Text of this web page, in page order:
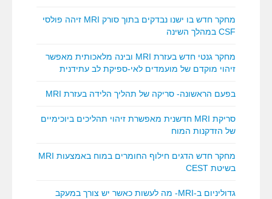
מחקר חדש בו ישנו נבדקים בתוך סורק MRI זיהה פולסי
CSF במהלך השינה
מחקר גנטי חדש בעזרת MRI ובינה מלאכותית מאפשר
זיהוי מוקדם של מועמדים לאי-ספיקת לב עתידנית
בפעם הראשונה- סריקה של תהליך הלידה בעזרת MRI
סריקת MRI חדשנית מאפשרת זיהוי תהליכים ביוכימיים
של הזדקנות המוח
מחקר חדש הדגים חילוף החומרים במוח באמצעות MRI
בשיטת CEST
גדוליניום ב-MRI- מה לעשות כאשר יש צורך במעקב